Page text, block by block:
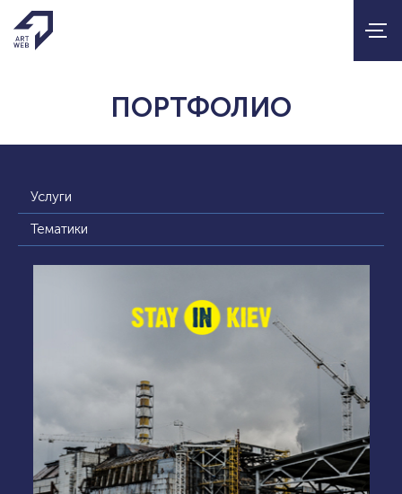
ПОРТФОЛИО
Услуги
Тематики